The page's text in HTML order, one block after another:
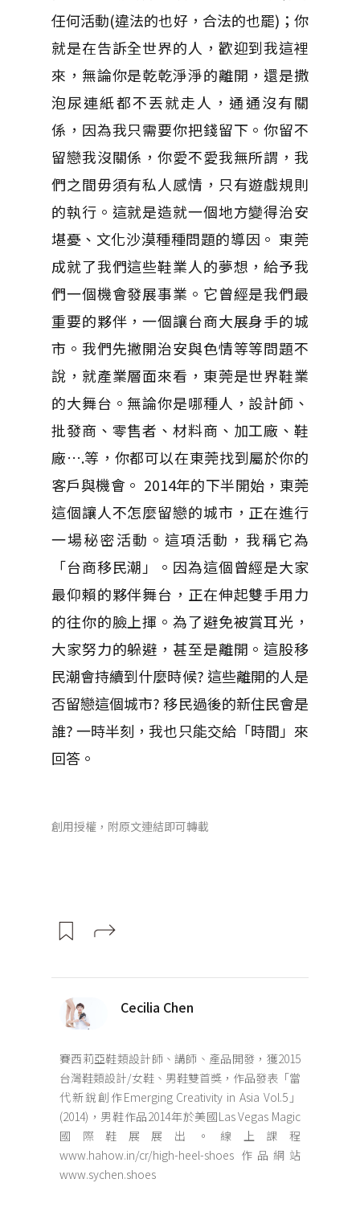
任何活動(違法的也好，合法的也罷)；你
就是在告訴全世界的人，歡迎到我這裡
來，無論你是乾乾淨淨的離開，還是撒
泡尿連紙都不丟就走人，通通沒有關
係，因為我只需要你把錢留下。你留不
留戀我沒關係，你愛不愛我無所謂，我
們之間毋須有私人感情，只有遊戲規則
的執行。這就是造就一個地方變得治安
堪憂、文化沙漠種種問題的導因。 東莞
成就了我們這些鞋業人的夢想，給予我
們一個機會發展事業。它曾經是我們最
重要的夥伴，一個讓台商大展身手的城
市。我們先撇開治安與色情等等問題不
說，就產業層面來看，東莞是世界鞋業
的大舞台。無論你是哪種人，設計師、
批發商、零售者、材料商、加工廠、鞋
廠….等，你都可以在東莞找到屬於你的
客戶與機會。 2014年的下半開始，東莞
這個讓人不怎麼留戀的城市，正在進行
一場秘密活動。這項活動，我稱它為
「台商移民潮」。因為這個曾經是大家
最仰賴的夥伴舞台，正在伸起雙手用力
的往你的臉上揮。為了避免被賞耳光，
大家努力的躲避，甚至是離開。這股移
民潮會持續到什麼時候? 這些離開的人是
否留戀這個城市? 移民過後的新住民會是
誰? 一時半刻，我也只能交給「時間」來
回答。
創用授權，附原文連結即可轉載
Cecilia Chen
賽西莉亞鞋類設計師、講師、產品開發，獲2015
台灣鞋類設計/女鞋、男鞋雙首獎，作品發表「當
代新銳創作Emerging Creativity in Asia Vol.5」
(2014)，男鞋作品2014年於美國Las Vegas Magic
國際鞋展展出。線上課程
www.hahow.in/cr/high-heel-shoes 作品網站
www.sychen.shoes